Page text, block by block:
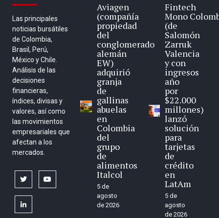
Las principales
noticias bursátiles
de Colombia,
Brasil, Perú,
México y Chile.
Análisis de las
decisiones
financieras,
índices, divisas y
valores, así como
las movimientos
empresariales que
afectan a los
mercados.
twitter
linkedin
Aviagen
(compañía
propiedad
del
conglomerado
alemán
EW)
adquirió
granja
de
gallinas
abuelas
en
Colombia
del
grupo
de
alimentos
Italcol
5 de
agosto
de 2026
Fintech
Mono
(de
Salomón
Zarruk
Valencia
y con
ingresos
año
por
$22.000
millones)
lanzó
solución
para
tarjetas
de
crédito
en
LatAm
5 de
agosto
de 2026